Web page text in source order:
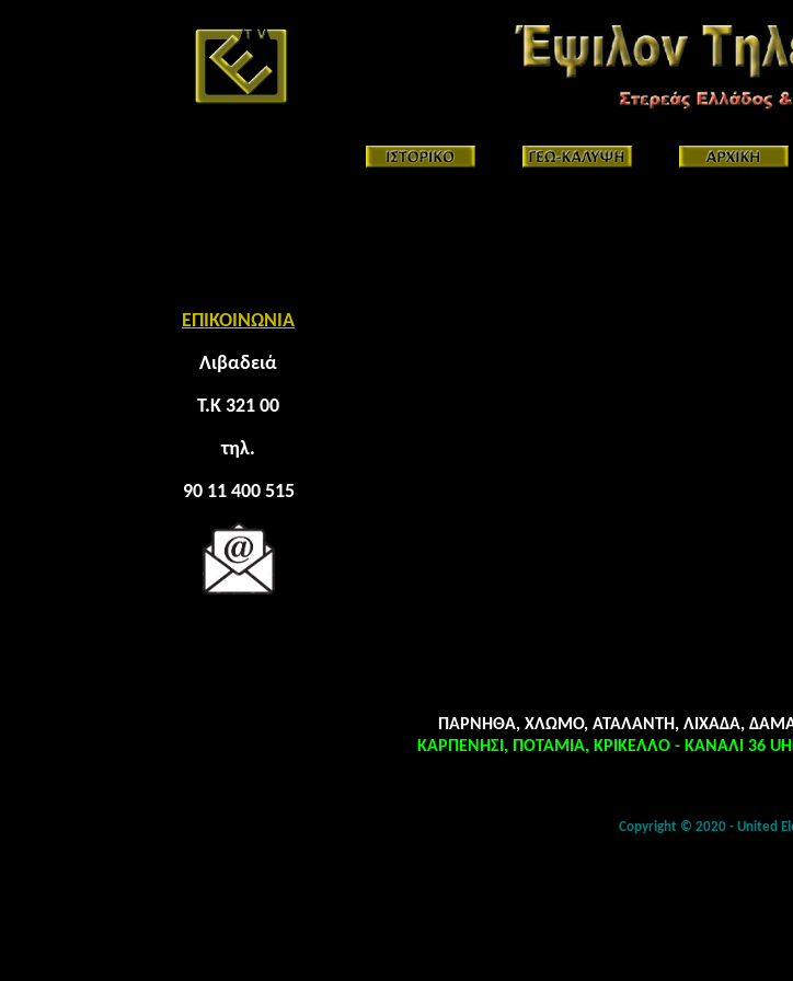
ΕΠΙΚΟΙΝΩΝΙΑ
Λιβαδειά
Τ.Κ 321 00
τηλ.
90 11 400 515
ΠΑΡΝΗΘΑ, ΧΛΩΜΟ, ΑΤΑΛΑΝΤΗ, ΛΙΧΑΔΑ,
ΚΑΡΠΕΝΗΣΙ, ΠΟΤΑΜΙΑ, ΚΡΙΚΕΛΛΟ - ΚΑΝΑΛΙ 36
Copyright © 2020 - United